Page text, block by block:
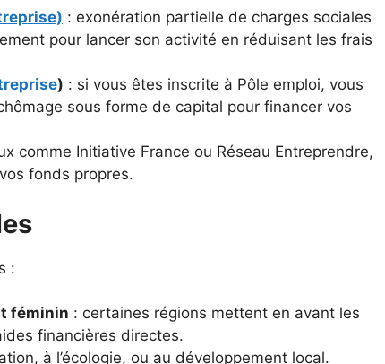
: exonération partielle de charges sociales
pour lancer son activité en réduisant les frais
) : si vous êtes inscrite à Pôle emploi, vous
sous forme de capital pour financer vos
comme Initiative France ou Réseau Entreprendre,
fonds propres.
:
féminin : certaines régions mettent en avant les
financières directes.
à l’écologie, ou au développement local.